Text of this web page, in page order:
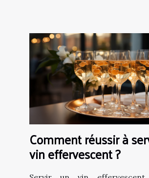
Comment réussir à
vin effervescent ?